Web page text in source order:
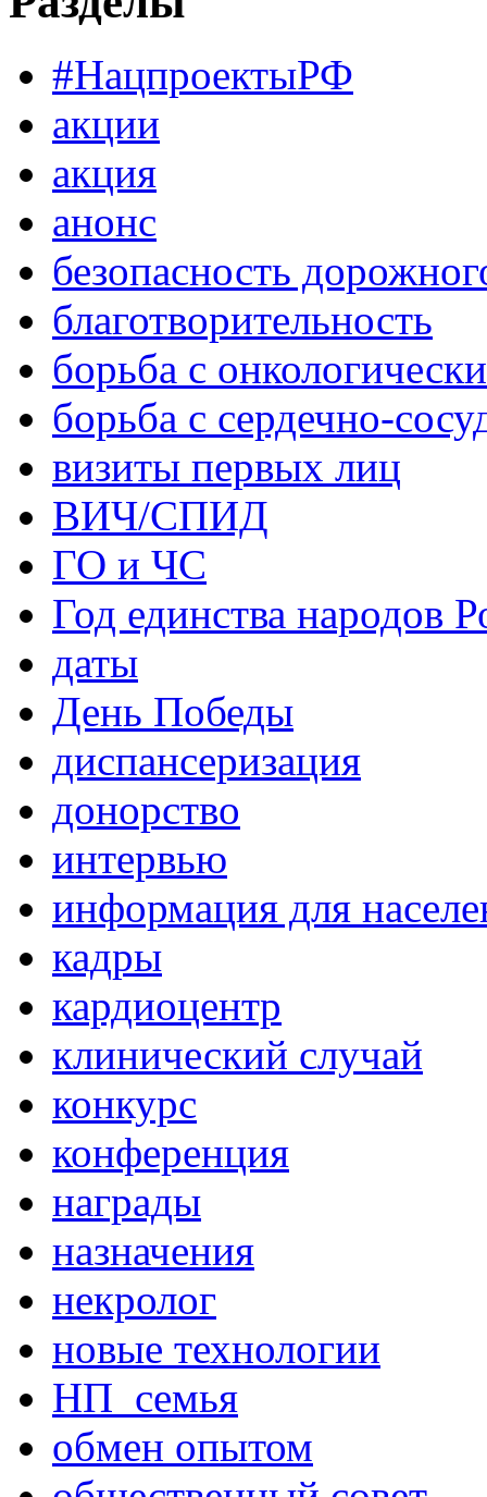
#НацпроектыРФ
акции
акция
анонс
безопасность
благотворительность
борьба с
борьба с сердечно-
визиты первых лиц
ВИЧ/СПИД
ГО и ЧС
Год единства народов
даты
День Победы
диспансеризация
донорство
интервью
информация для
кадры
кардиоцентр
клинический случай
конкурс
конференция
награды
назначения
некролог
новые технологии
НП_семья
обмен опытом